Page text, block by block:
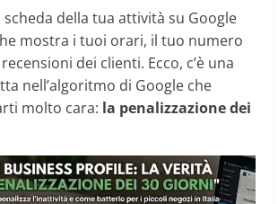
della tua attività su Google
mostra i tuoi orari, il tuo numero
dei clienti. Ecco, c’è una
nell’algoritmo di Google che
molto cara: la penalizzazione dei